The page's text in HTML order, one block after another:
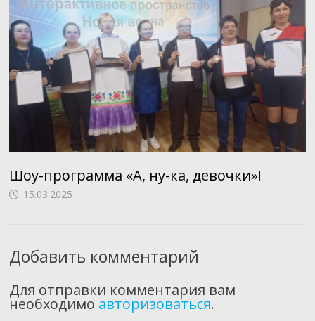
Шоу-программа «А, ну-ка, девочки»!
15.03.2025
Добавить комментарий
Для отправки комментария вам
необходимо авторизоваться.